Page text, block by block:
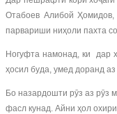
Отабоев Алибой
парвариши ниҳоли пахта
Ногуфта намонад, ки дар
ҳосил буда, умед доранд
Бо назардошти рӯз аз рӯз
фасл кунад. Айни ҳол